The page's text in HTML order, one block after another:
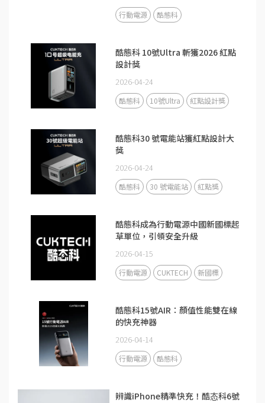
行動電源 酷態科
酷態科 10號Ultra 斬獲2026 紅點
設計獎
2026-04-24
酷態科 10號Ultra 紅點設計獎
酷態科30 號電能站獲紅點設計大
獎
2026-04-24
酷態科 30 號電能站 紅點獎
酷態科成為行動電源中國新國標起
草單位，引領安全升級
2026-04-15
行動電源 CUKTECH 新國標
酷態科15號AIR：顏值性能雙在線
的快充神器
2026-04-14
行動電源 酷態科
辨識iPhone精準快充！酷态科6號